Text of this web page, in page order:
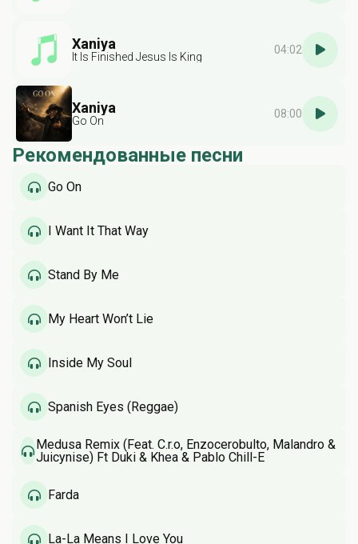
Xaniya
It Is Finished Jesus Is King
04:02
Xaniya
Go On
08:00
Рекомендованные песни
Go On
I Want It That Way
Stand By Me
My Heart Won’t Lie
Inside My Soul
Spanish Eyes (Reggae)
Medusa Remix (Feat. C.r.o, Enzocerobulto, Malandro &
Juicynise) Ft Duki & Khea & Pablo Chill-E
Farda
La-La Means I Love You